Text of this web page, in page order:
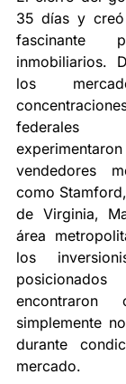
35 días y
fascinante
inmobiliarios.
los
federales
vendedores
como
de Virginia,
área
los
encontraron
simplemente
durante
mercado.